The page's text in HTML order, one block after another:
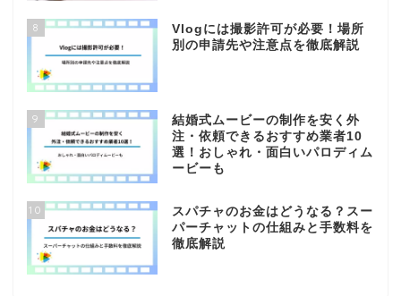
8
Vlogには撮影許可が必要！場所
別の申請先や注意点を徹底解説
9
結婚式ムービーの制作を安く外
注・依頼できるおすすめ業者10
選！おしゃれ・面白いパロディム
ービーも
10
スパチャのお金はどうなる？スー
パーチャットの仕組みと手数料を
徹底解説